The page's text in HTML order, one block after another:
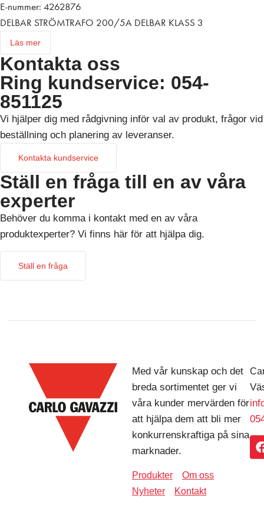
E-nummer: 4262876
DELBAR STRÖMTRAFO 200/5A DELBAR KLASS 3
Läs mer
Kontakta oss
Ring kundservice: 054-
851125
Vi hjälper dig med rådgivning inför val av produkt, frågor vid
beställning och planering av leveranser.
Kontakta kundservice
Ställ en fråga till en av våra
experter
Behöver du komma i kontakt med en av våra
produktexperter? Vi finns här för att hjälpa dig.
Ställ en fråga
Med vår kunskap och det
breda sortimentet ger vi
våra kunder mervärden för
att hjälpa dem att bli mer
konkurrenskraftiga på sina
marknader.
Produkter
Om oss
Nyheter
Kontakt